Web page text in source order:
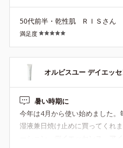
で、メイクの邪魔にならず快適
て、気づけば何本もリピートして
50代前半・乾性肌 ＲＩＳさん
満足度
オルビスユー デイエッ
暑い時期に
今年は4月から使い始めました。
湿液兼日焼け止めに買ってくれ